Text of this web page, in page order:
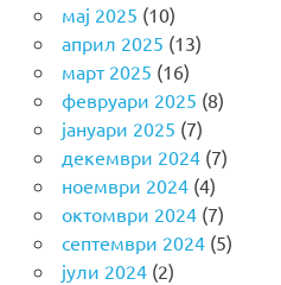
мај 2025 (10)
април 2025 (13)
март 2025 (16)
февруари 2025 (8)
јануари 2025 (7)
декември 2024(7)
ноември 2024(4)
октомври 2024(7)
септември 2024(5)
јули 2024(2)